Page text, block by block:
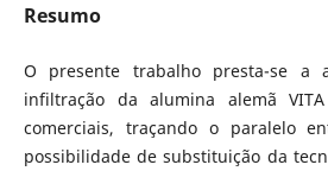
Resumo
O presente trabalho presta-se a
infiltração da alumina alemã
comerciais, traçando o paralelo
possibilidade de substituição da